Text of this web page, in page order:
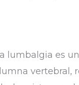
lumbalgia es
vertebral,